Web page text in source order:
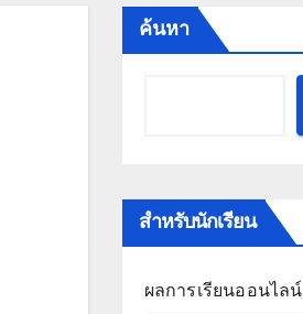
ค้นหา
สำหรับนักเรียน
ผลการเรียนออนไลน์